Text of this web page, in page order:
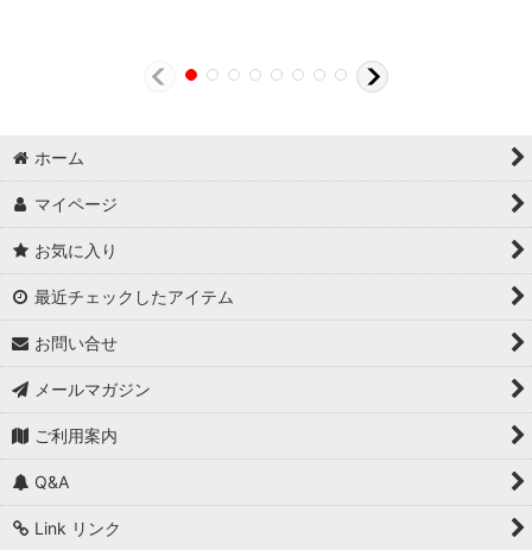
ホーム
マイページ
お気に入り
最近チェックしたアイテム
お問い合せ
メールマガジン
ご利用案内
Q&A
Link リンク